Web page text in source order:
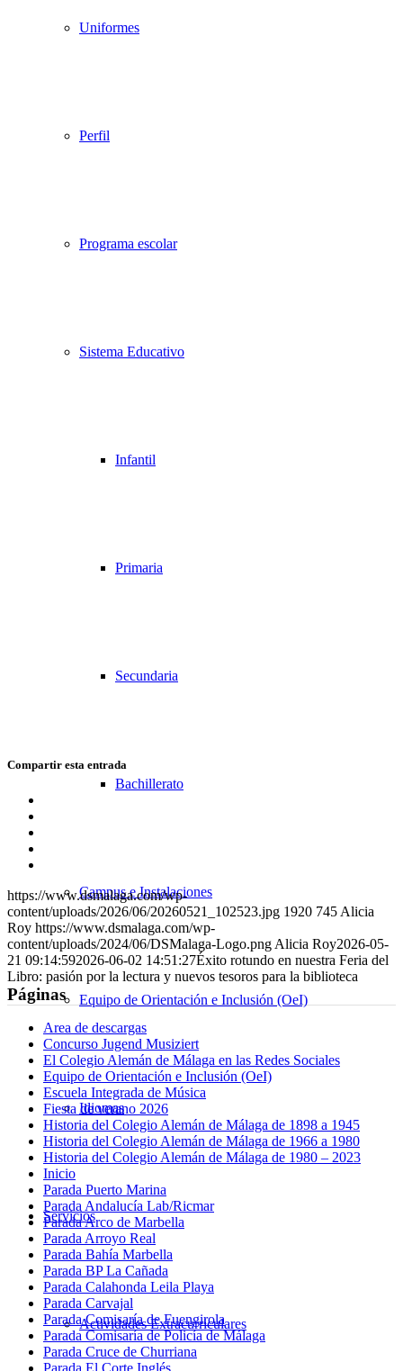
Uniformes
Perfil
Programa escolar
Sistema Educativo
Infantil
Primaria
Secundaria
Bachillerato
Campus e Instalaciones
Equipo de Orientación e Inclusión (OeI)
Idiomas
Servicios
Actividades Extracurriculares
Compartir esta entrada
correo
https://www.dsmalaga.com/wp-
content/uploads/2026/06/20260521_102523.jpg 1920 745 Alicia
Roy https://www.dsmalaga.com/wp-
content/uploads/2024/06/DSMalaga-Logo.png Alicia Roy2026-05-
21 09:14:592026-06-02 14:51:27Éxito rotundo en nuestra Feria del
Libro: pasión por la lectura y nuevos tesoros para la biblioteca
Páginas
Area de descargas
Concurso Jugend Musiziert
El Colegio Alemán de Málaga en las Redes Sociales
Equipo de Orientación e Inclusión (OeI)
Escuela Integrada de Música
Fiesta de verano 2026
Historia del Colegio Alemán de Málaga de 1898 a 1945
Historia del Colegio Alemán de Málaga de 1966 a 1980
Historia del Colegio Alemán de Málaga de 1980 – 2023
Inicio
Parada Puerto Marina
Parada Andalucía Lab/Ricmar
Parada Arco de Marbella
Parada Arroyo Real
Parada Bahía Marbella
Parada BP La Cañada
Parada Calahonda Leila Playa
Parada Carvajal
Parada Comisaría de Fuengirola
Parada Comisaría de Policía de Málaga
Parada Cruce de Churriana